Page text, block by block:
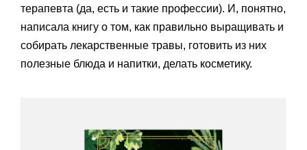
терапевта (да, есть и такие профессии). И, понятно,
написала книгу о том, как правильно выращивать и
собирать лекарственные травы, готовить из них
полезные блюда и напитки, делать косметику.